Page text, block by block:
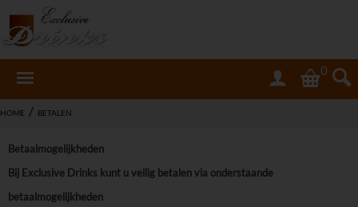
0
HOME / BETALEN
Betaalmogelijkheden
Bij Exclusive Drinks kunt u veilig betalen via onderstaande
betaalmogelijkheden